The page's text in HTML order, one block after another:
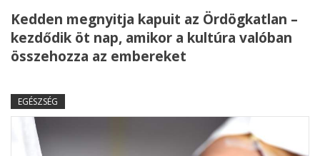
Kedden megnyitja kapuit az Ördögkatlan –
kezdődik öt nap, amikor a kultúra valóban
összehozza az embereket
EGÉSZSÉG